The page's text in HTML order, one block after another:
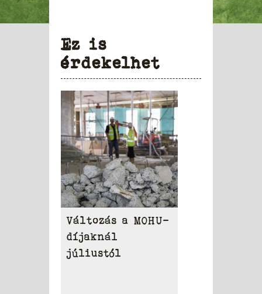
Ez is
érdekelhet
Változás a MOHU-
díjaknál
júliustól